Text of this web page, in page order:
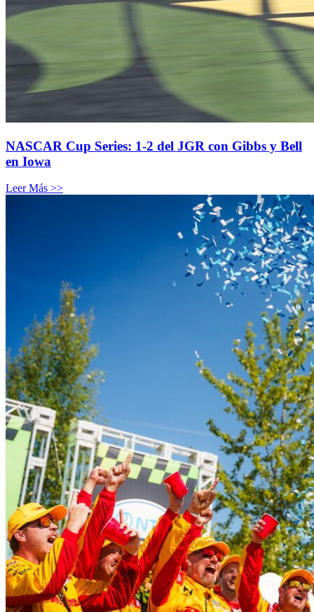
NASCAR Cup Series: 1-2 del JGR con Gibbs y Bell
en Iowa
Leer Más >>